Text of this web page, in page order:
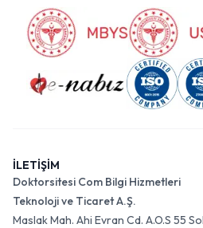
İLETİŞİM
Doktorsitesi Com Bilgi Hizmetleri
Teknoloji ve Ticaret A.Ş.
Maslak Mah. Ahi Evran Cd. A.O.S 55